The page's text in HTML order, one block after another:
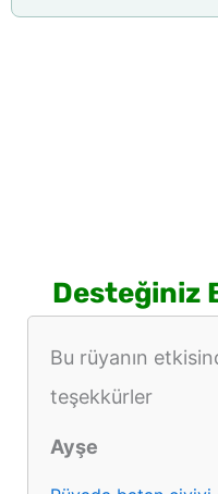
Desteğiniz
Bu rüyanın
teşekkürler
Ayşe